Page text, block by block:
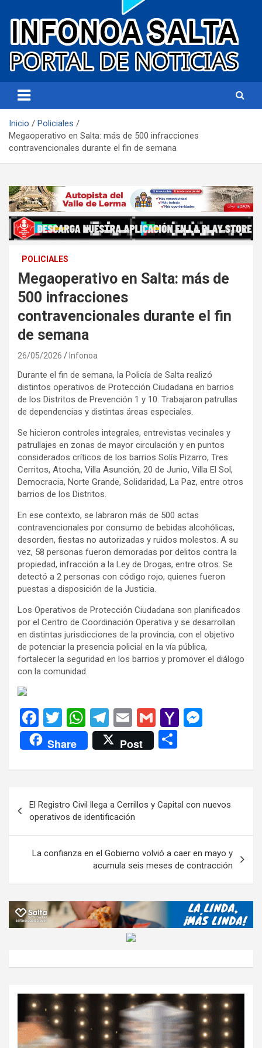
Infonoa Salta
Inicio
Policiales
Megaoperativo en Salta: más de 500 infracciones
contravencionales durante el fin de semana
POLICIALES
Megaoperativo en Salta: más de
500 infracciones
contravencionales durante el fin
de semana
26/05/2026 Infonoa
Durante el fin de semana, la Policía de Salta realizó
distintos operativos de Protección Ciudadana en barrios
de los Distritos de Prevención 1 y 10. Trabajaron patrullas
de dependencias y distintas áreas especiales.
Se hicieron controles integrales, entrevistas vecinales y
patrullajes en zonas de mayor circulación y en puntos
considerados críticos de los barrios Solís Pizarro, Tres
Cerritos, Atocha, Villa Asunción, 20 de Junio, Villa El Sol,
Democracia, Norte Grande, Solidaridad, La Paz, entre otros
barrios de los Distritos.
En ese contexto, se labraron más de 500 actas
contravencionales por consumo de bebidas alcohólicas,
desorden, fiestas no autorizadas y ruidos molestos. A su
vez, 58 personas fueron demoradas por delitos contra la
propiedad, infracción a la Ley de Drogas, entre otros. Se
detectó a 2 personas con código rojo, quienes fueron
puestas a disposición de la Justicia.
Los Operativos de Protección Ciudadana son planificados
por el Centro de Coordinación Operativa y se desarrollan
en distintas jurisdicciones de la provincia, con el objetivo
de potenciar la presencia policial en la vía pública,
fortalecer la seguridad en los barrios y promover el diálogo
con la comunidad.
F
a
ce
b
o
k
T
wi
tt
er
W
h
at
s
p
p
T
el
e
gr
m
E
m
ail
G
m
ail
Y
o
M
ail
n
er
Share Post
m
p
ar
tir
de
entradas
El Registro Civil llega a Cerrillos y Capital con nuevos
operativos de identificación
La confianza en el Gobierno volvió a caer en mayo y
acumula seis meses de contracción